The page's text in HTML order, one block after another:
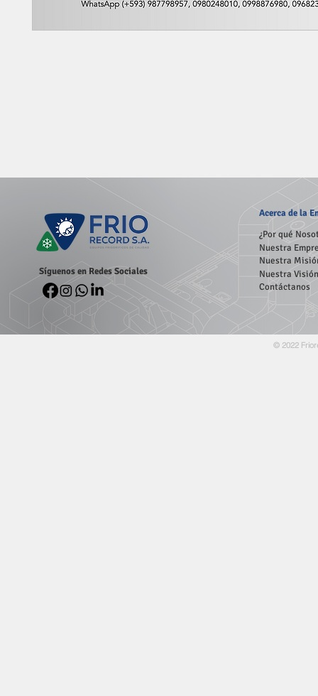
Síguenos en Redes Sociales
Acercade la
¿Por qué
Nuestra
Nuestra
Nuestra Visión
Contáctanos
© 2022